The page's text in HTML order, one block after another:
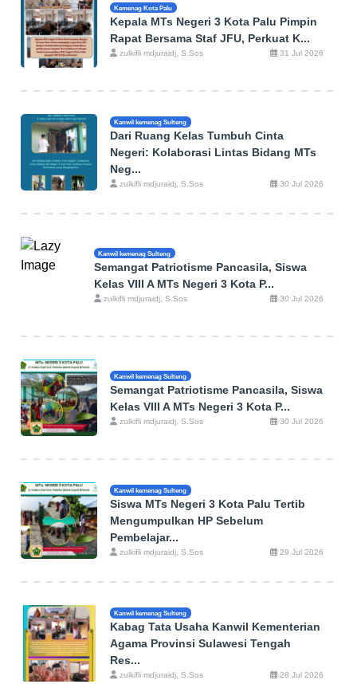
Kemenag Kota Palu
Kepala MTs Negeri 3 Kota Palu Pimpin
Rapat Bersama Staf JFU, Perkuat K...
zulkifli mdjuraidj, S.Sos 31 Jul 2026
Kanwil kemenag Sulteng
Dari Ruang Kelas Tumbuh Cinta
Negeri: Kolaborasi Lintas Bidang MTs
Neg...
zulkifli mdjuraidj, S.Sos 30 Jul 2026
Kanwil kemenag Sulteng
Semangat Patriotisme Pancasila, Siswa
Kelas VIII A MTs Negeri 3 Kota P...
zulkifli mdjuraidj, S.Sos 30 Jul 2026
Kanwil kemenag Sulteng
Semangat Patriotisme Pancasila, Siswa
Kelas VIII A MTs Negeri 3 Kota P...
zulkifli mdjuraidj, S.Sos 30 Jul 2026
Kanwil kemenag Sulteng
Siswa MTs Negeri 3 Kota Palu Tertib
Mengumpulkan HP Sebelum
Pembelajar...
zulkifli mdjuraidj, S.Sos 29 Jul 2026
Kanwil kemenag Sulteng
Kabag Tata Usaha Kanwil Kementerian
Agama Provinsi Sulawesi Tengah
Res...
zulkifli mdjuraidj, S.Sos 28 Jul 2026